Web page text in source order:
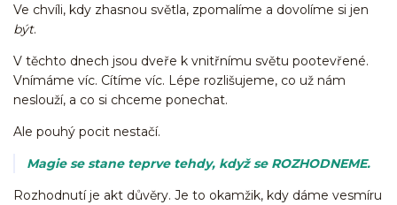
Ve chvíli, kdy zhasnou světla, zpomalíme a dovolíme si jen
být.
V těchto dnech jsou dveře k vnitřnímu světu pootevřené.
Vnímáme víc. Cítíme víc. Lépe rozlišujeme, co už nám
neslouží, a co si chceme ponechat.
Ale pouhý pocit nestačí.
Magie se stane teprve tehdy, když se ROZHODNEME.
Rozhodnutí je akt důvěry. Je to okamžik, kdy dáme vesmíru